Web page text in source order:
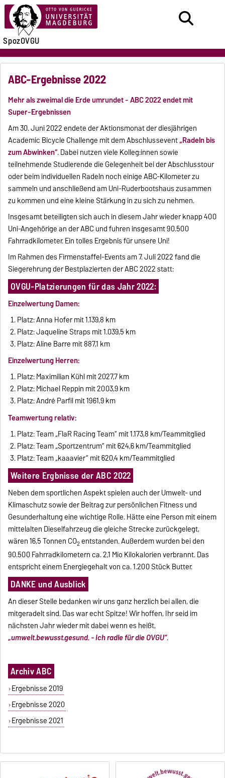
SpozOVGU
ABC-Ergebnisse 2022
Mehr als zweimal die Erde umrundet - ABC 2022 endet mit
Super-Ergebnissen
Am 30. Juni 2022 endete der Aktionsmonat der diesjährigen
Academic Bicycle Challenge mit dem Abschlussevent„Radeln bis
zum Abwinken“. Dabei nutzen viele Kolleg:innen sowie
teilnehmende Studierende die Gelegenheit bei der Abschlusstour
oder beim individuellen Radeln noch einige ABC-Kilometer zu
sammeln und anschließend am Uni-Ruderbootshaus zusammen
zu kommen und eine kleine Stärkung in zu sich zu nehmen.
Insgesamt beteiligten sich auch in diesem Jahr wieder knapp 400
Uni-Angehörige an der ABC und fuhren insgesamt 90.500
Fahrradkilometer. Ein tolles Ergebnis für unsere Uni!
Im Rahmen des Firmenstaffel-Events am 7. Juli 2022 fand die
Siegerehrung der Bestplazierten der ABC 2022 statt:
OVGU-Platzierungen für das Jahr 2022:
Einzelwertung Damen:
Platz: Anna Hofer mit 1.139,8 km
Platz: Jaqueline Straps mit 1.039,5 km
Platz: Aline Barre mit 887,1 km
Einzelwertung Herren:
Platz: Maximilian Kühl mit 2027,7 km
Platz: Michael Reppin mit 2003,9 km
Platz: André Parfil mit 1961,9 km
Teamwertung relativ:
Platz: Team „FlaR Racing Team“ mit 1.173,8 km/Teammitglied
Platz: Team „Sportzentrum“ mit 624,6 km/Teammitglied
Platz: Team „kaaavier“ mit 620,4 km/Teammitglied
Weitere Ergbnisse der ABC 2022
Neben dem sportlichen Aspekt spielen auch der Umwelt- und
Klimaschutz sowie der Beitrag zur persönlichen Fitness und
Gesunderhaltung eine wichtige Rolle. Hätte eine Person mit einem
mittelalten Dieselfahrzeug die gleiche Strecke zurückgelegt,
wären 16,5 Tonnen CO2entstanden. Außerdem wurden bei den
90.500 Fahrradkilometern ca. 2,1 Mio Kilokalorien verbrannt. Das
entspricht einem Energiegehalt von ca. 1.200 Stück Butter.
DANKE und Ausblick
An dieser Stelle bedanken wir uns ganz herzlich bei allen, die
mitgeradelt sind. Das war echt Spitze! Wir hoffen, Ihr seid im
nächsten Jahr wieder mit dabei wenn es heißt,
„umwelt.bewusst.gesund. - Ich radle für die OVGU“.
Archiv ABC
Ergebnisse 2019
Ergebnisse 2020
Ergebnisse 2021